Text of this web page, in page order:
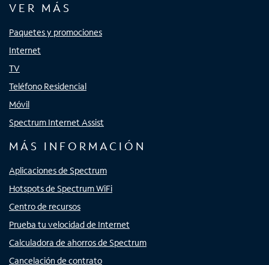
VER MÁS
Paquetes y promociones
Internet
TV
Teléfono Residencial
Móvil
Spectrum Internet Assist
MÁS INFORMACIÓN
Aplicaciones de Spectrum
Hotspots de Spectrum WiFi
Centro de recursos
Prueba tu velocidad de Internet
Calculadora de ahorros de Spectrum
Cancelación de contrato